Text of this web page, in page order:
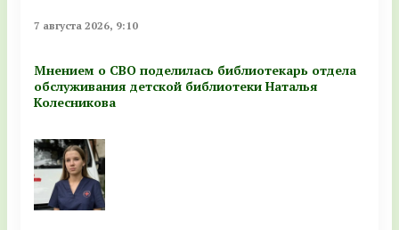
7 августа 2026, 9:10
Мнением о СВО поделилась библиотекарь отдела
обслуживания детской библиотеки Наталья
Колесникова